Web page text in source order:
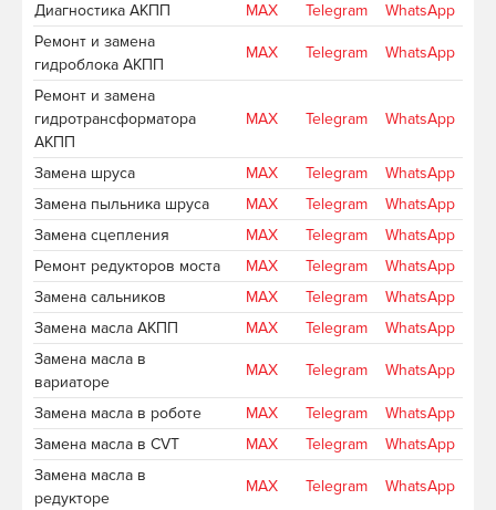
Диагностика АКПП MAX Telegram
WhatsApp
Ремонт и замена
гидроблока АКПП
MAX Telegram WhatsApp
Ремонт и замена
гидротрансформатора
АКПП
MAX Telegram WhatsApp
Замена шруса MAX Telegram
WhatsApp
Замена пыльника шруса
MAX Telegram
WhatsApp
Замена сцепления
MAX Telegram
WhatsApp
Ремонт редукторов моста
MAX Telegram
WhatsApp
Замена сальников
MAX Telegram
WhatsApp
Замена масла АКПП
MAX Telegram
WhatsApp
Замена масла в
вариаторе
MAX Telegram WhatsApp
Замена масла в роботе MAX Telegram
WhatsApp
Замена масла в CVT
MAX Telegram
WhatsApp
Замена масла в
редукторе
MAX Telegram WhatsApp